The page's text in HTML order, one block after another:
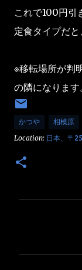
これで100円引
定食タイプだ
※移転場所が
の隣になります
かつや 相模原
Location: 日本、〒